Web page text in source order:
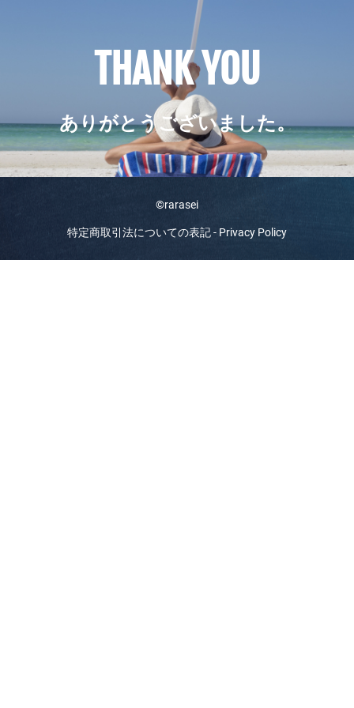
THANK YOU
ありがとうございました。
©rarasei
特定商取引法についての表記- Privacy Policy